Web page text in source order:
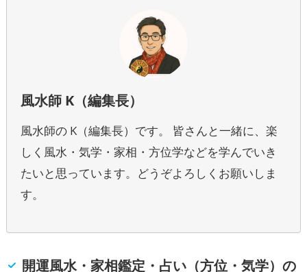
風水師 K（編集長）
風水師の K（編集長）です。 皆さんと一緒に、楽
しく風水・気学・家相・方位学などを学んでいき
たいと思っています。どうぞよろしくお願いしま
す。
開運風水・家相鑑定・占い（方位・気学）の